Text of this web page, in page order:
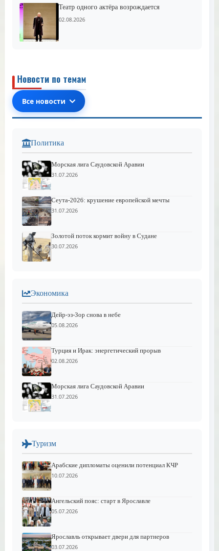
Театр одного актёра возрождается
02.08.2026
Новости по темам
Все новости
Политика
Морская лига Саудовской Аравии
31.07.2026
Сеута-2026: крушение европейской мечты
31.07.2026
Золотой поток кормит войну в Судане
30.07.2026
Экономика
Дейр-эз-Зор снова в небе
05.08.2026
Турция и Ирак: энергетический прорыв
02.08.2026
Морская лига Саудовской Аравии
31.07.2026
Туризм
Арабские дипломаты оценили потенциал КЧР
10.07.2026
Ангельский пояс: старт в Ярославле
05.07.2026
Ярославль открывает двери для партнеров
03.07.2026